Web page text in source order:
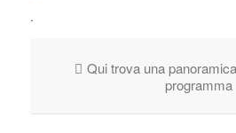
.
Qui trova una
programma